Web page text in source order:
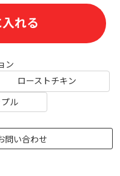
れる
ン
ローストチキン
ル
問い合わせ